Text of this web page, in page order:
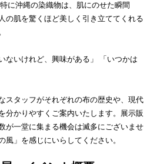
に沖縄の染織物は、肌にのせた瞬間
の肌を驚くほど美しく引き立ててくれる
ないけれど、興味がある」 「いつかは
スタッフがそれぞれの布の歴史や、現代
分かりやすくご案内いたします。展示販
が一堂に集まる機会は滅多にございませ
風」を感じにいらしてください。